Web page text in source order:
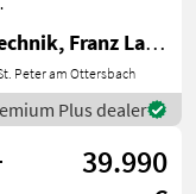
-
KOL-Technik, Franz Lampl-Küssner
Peter am Ottersbach
Plus dealer
39.990